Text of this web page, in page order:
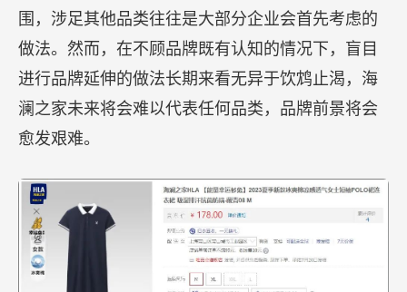
围，涉足其他品类往往是大部分企业会首先考虑的
做法。然而，在不顾品牌既有认知的情况下，盲目
进行品牌延伸的做法长期来看无异于饮鸩止渴，海
澜之家未来将会难以代表任何品类，品牌前景将会
愈发艰难。